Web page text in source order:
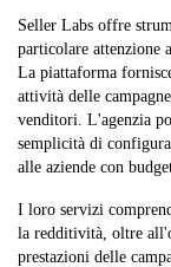
Seller Labs offre
particolare attenzione
La piattaforma
attività delle
venditori. L'agenzia
semplicità di
alle aziende con
I loro servizi
la redditività, oltre
prestazioni delle